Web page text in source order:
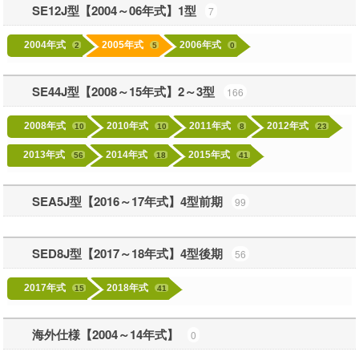
SE12J型【2004～06年式】1型 7
2004年式 2 2005年式 5 2006年式 0
SE44J型【2008～15年式】2～3型 166
2008年式 10 2010年式 10 2011年式 8 2012年式 23
2013年式 56 2014年式 18 2015年式 41
SEA5J型【2016～17年式】4型前期 99
SED8J型【2017～18年式】4型後期 56
2017年式 15 2018年式 41
海外仕様【2004～14年式】 0